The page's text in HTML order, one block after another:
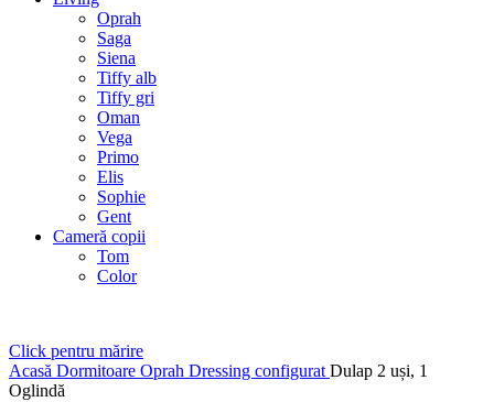
Oprah
Saga
Siena
Tiffy alb
Tiffy gri
Oman
Vega
Primo
Elis
Sophie
Gent
Cameră copii
Tom
Color
Click pentru mărire
Acasă Dormitoare Oprah Dressing configurat Dulap 2 uși, 1
Oglindă